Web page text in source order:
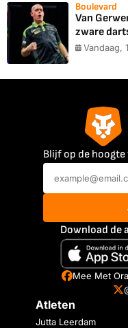
Boulevard
Van
zware
Vandaag,
Blijf op de
Download de
Mee Met
Atleten
Jutta Leerdam